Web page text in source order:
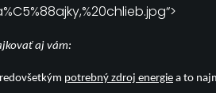
aj vám:
potrebný zdroj energie a to